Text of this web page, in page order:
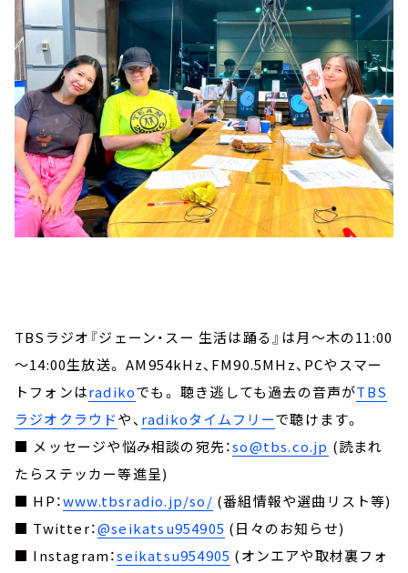
TBSラジオ『ジェーン・スー 生活は踊る』は月～木の11:00
～14:00生放送。 AM954kHz、FM90.5MHz、PCやスマー
トフォンはradikoでも。 聴き逃しても過去の音声がTBS
ラジオクラウドや、 radikoタイムフリーで聴けます。
■ メッセージや悩み相談の宛先：so@tbs.co.jp (読まれ
たらステッカー等進呈)
■ HP：www.tbsradio.jp/so/ (番組情報や選曲リスト等)
■ Twitter：@seikatsu954905 (日々のお知らせ)
■ Instagram：seikatsu954905 (オンエアや取材裏フォ